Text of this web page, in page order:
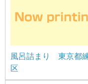
風呂詰まり 東京都
区